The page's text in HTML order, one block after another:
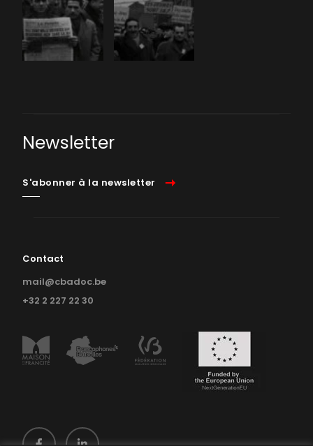
Newsletter
S'abonner à la newsletter
Contact
mail@cbadoc.be
+32 2 227 22 30